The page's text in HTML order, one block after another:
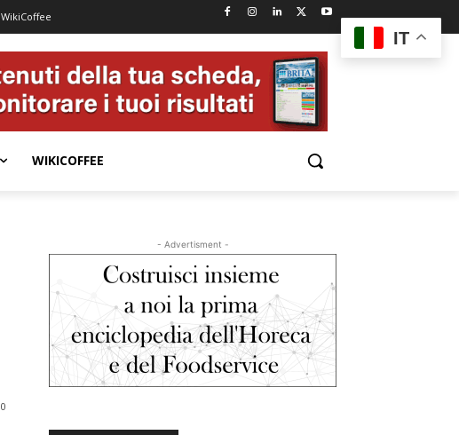
WikiCoffee
WIKICOFFEE
0
- Advertisment -
IT